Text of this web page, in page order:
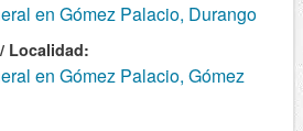
en Gómez Palacio, Durango
Localidad:
en Gómez Palacio, Gómez